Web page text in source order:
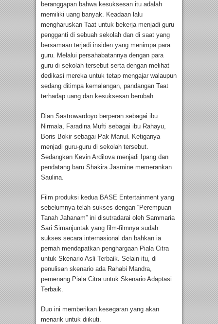
beranggapan bahwa kesuksesan itu adalah
memiliki uang banyak. Keadaan lalu
mengharuskan Taat untuk bekerja menjadi guru
pengganti di sebuah sekolah dan di saat yang
bersamaan terjadi insiden yang menimpa para
guru. Melalui persahabatannya dengan para
guru di sekolah tersebut serta dengan melihat
dedikasi mereka untuk tetap mengajar walaupun
sedang ditimpa kemalangan, pandangan Taat
terhadap uang dan kesuksesan berubah.
Dian Sastrowardoyo berperan sebagai ibu
Nirmala, Faradina Mufti sebagai ibu Rahayu,
Boris Bokir sebagai Pak Manul. Ketiganya
menjadi guru-guru di sekolah tersebut.
Sedangkan Kevin Ardilova menjadi Ipang dan
pendatang baru Shakira Jasmine memerankan
Saulina.
Film produksi kedua BASE Entertainment yang
sebelumnya telah sukses dengan “Perempuan
Tanah Jahanam” ini disutradarai oleh Sammaria
Sari Simanjuntak yang film-filmnya sudah
sukses secara internasional dan bahkan ia
pernah mendapatkan penghargaan Piala Citra
untuk Skenario Asli Terbaik. Selain itu, di
penulisan skenario ada Rahabi Mandra,
pemenang Piala Citra untuk Skenario Adaptasi
Terbaik.
Duo ini memberikan kesegaran yang akan
menarik untuk diikuti.